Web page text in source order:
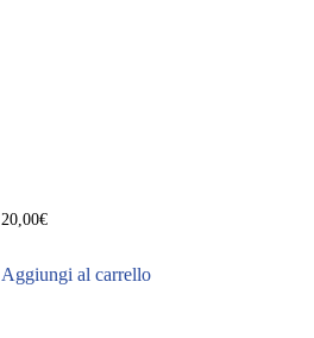
20,00€
Aggiungi al carrello